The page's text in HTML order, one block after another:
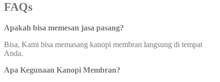
FAQs
Apakah bisa memesan jasa pasang?
Bisa, Kami bisa memasang kanopi membran langsung di tempat
Anda.
Apa Kegunaan Kanopi Membran?